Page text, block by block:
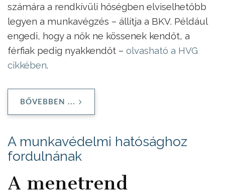
számára a rendkívüli hőségben elviselhetőbb
legyen a munkavégzés – állítja a BKV. Például
engedi, hogy a nők ne kössenek kendőt, a
férfiak pedig nyakkendőt – olvasható a HVG
cikkében.
BŐVEBBEN ...
A munkavédelmi hatósághoz
fordulnának
A menetrend